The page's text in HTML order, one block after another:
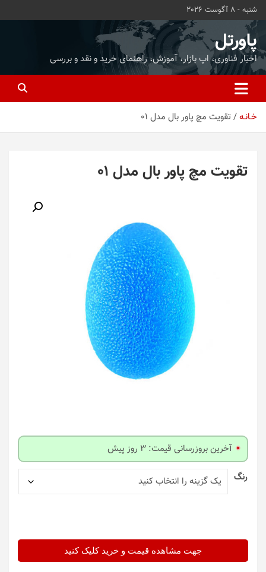
محتوا
بروید
شنبه - 8 آگوست 2026
پاورتل
اخبار فناوری، اپ بازار، آموزش، راهنمای خرید و نقد و بررسی
خـانـه تقویت مچ پاور بال مدل 01
تقویت مچ پاور بال مدل 01
آخرین بروزرسانی قیمت: 3 روز پیش
رنگ
جهت مشاهده قیمت و خرید کلیک کنید